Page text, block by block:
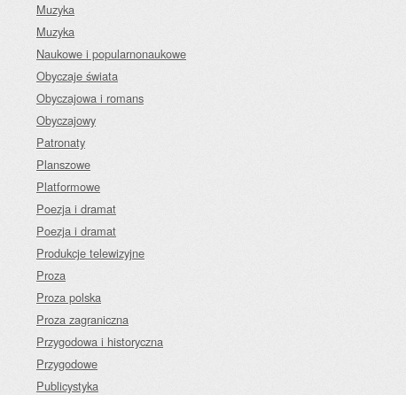
Muzyka
Muzyka
Naukowe i popularnonaukowe
Obyczaje świata
Obyczajowa i romans
Obyczajowy
Patronaty
Planszowe
Platformowe
Poezja i dramat
Poezja i dramat
Produkcje telewizyjne
Proza
Proza polska
Proza zagraniczna
Przygodowa i historyczna
Przygodowe
Publicystyka